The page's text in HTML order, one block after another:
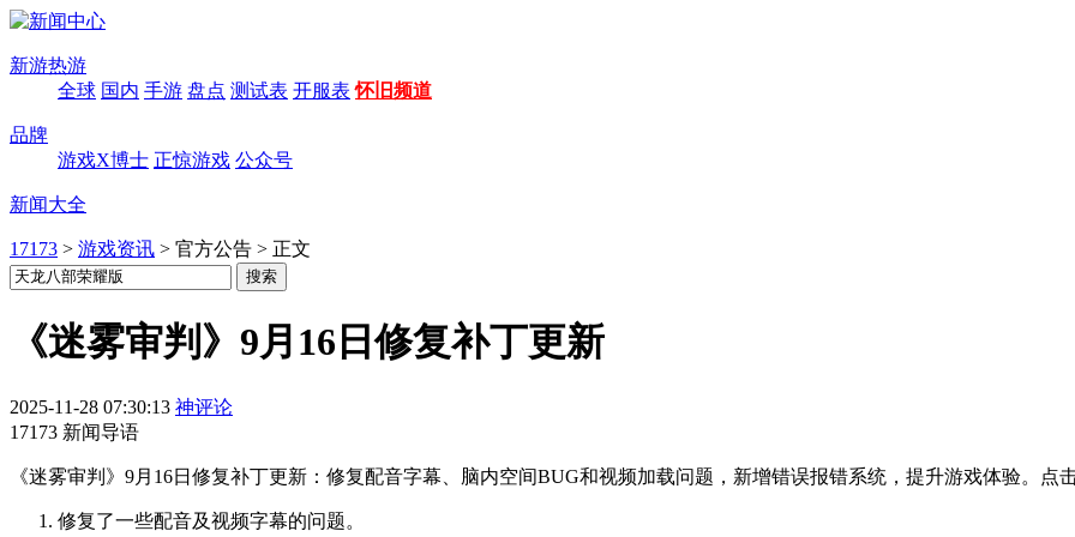
新游热游
全球 国内 手游 盘点 测试表 开服表 怀旧频道
品牌
游戏X博士 正惊游戏 公众号
新闻大全
17173 > 游戏资讯 > 官方公告 > 正文
《迷雾审判》9月16日修复补丁更新
2025-11-28 07:30:13 神评论
17173 新闻导语
《迷雾审判》9月16日修复补丁更新：修复配音字幕、脑内空间BUG和视频加载问题，新增错误报错系统，提升游戏体验。点
修复了一些配音及视频字幕的问题。